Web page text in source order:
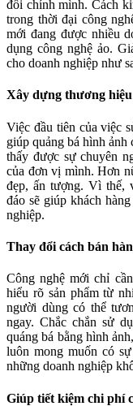
đổi chính mình. Cách
trong thời đại công
mới đang được nhiều
dụng công nghệ ảo.
cho doanh nghiệp như
Xây dựng thương
Việc đầu tiên của việc
giúp quảng bá hình ảnh
thấy được sự chuyên
của đơn vị mình. Hơn
đẹp, ấn tượng. Vì thế,
đáo sẽ giúp khách
nghiệp.
Thay đổi cách bán
Công nghệ mới chỉ
hiểu rõ sản phẩm từ
người dùng có thể
ngay. Chắc chắn sử
quáng bá bằng hình
luôn mong muốn có
những doanh nghiệp
Giúp tiết kiệm chi phí